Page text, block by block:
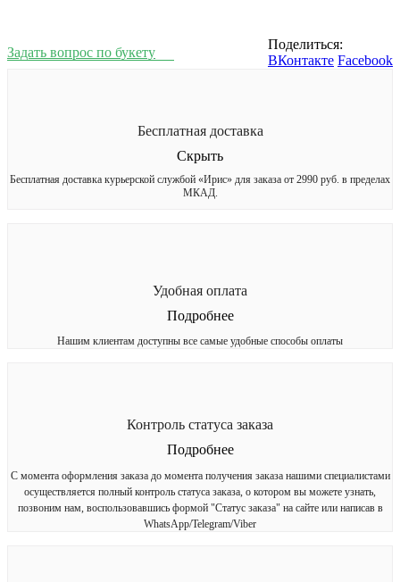
Задать вопрос по букету
Поделиться:
ВКонтакте Facebook
Бесплатная доставка
Скрыть
Бесплатная доставка курьерской службой «Ирис» для заказа от 2990 руб. в пределах
МКАД.
Удобная оплата
Подробнее
Нашим клиентам доступны все самые удобные способы оплаты
Контроль статуса заказа
Подробнее
С момента оформления заказа до момента получения заказа нашими специалистами
осуществляется полный контроль статуса заказа, о котором вы можете узнать,
позвоним нам, воспользовавшись формой "Статус заказа" на сайте или написав в
WhatsApp/Telegram/Viber